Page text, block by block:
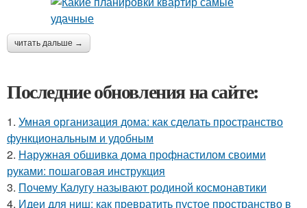
читать дальше →
Последние обновления на сайте:
1. Умная организация дома: как сделать пространство
функциональным и удобным
2. Наружная обшивка дома профнастилом своими
руками: пошаговая инструкция
3. Почему Калугу называют родиной космонавтики
4. Идеи для ниш: как превратить пустое пространство в